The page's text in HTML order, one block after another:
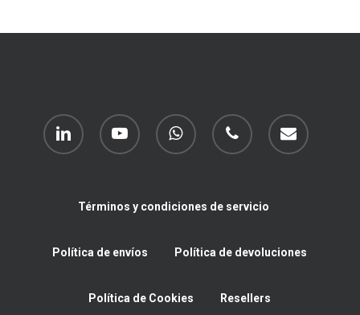
linkedin youtube whatsapp phone email
Términos y condiciones de servicio
Política de envíos Política de devoluciones
Política de Cookies Resellers